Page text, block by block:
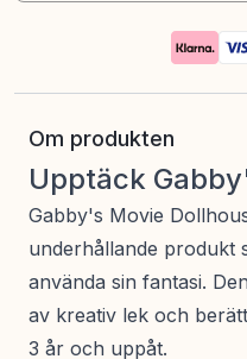
Om produkten
Upptäck
Gabby's Movie
underhållande produkt
använda sin fantasi.
av kreativ lek och
3 år och uppåt.